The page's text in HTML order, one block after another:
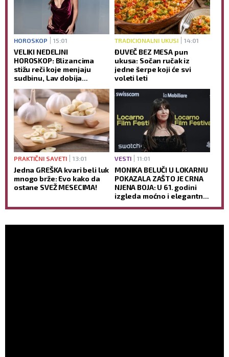
HOROSKOP 15:01
VELIKI NEDELJNI
HOROSKOP: Blizancima
stižu reči koje menjaju
sudbinu, Lav dobija
sreća je na strani samo
jednog znaka
TRADICIONALNI UKUSI 14:01
ĐUVEČ BEZ MESA pun
ukusa: Sočan ručak iz
jedne šerpe koji će svi
voleti leti
PRAKTIČNI SAVETI 13:01
Jedna GREŠKA kvari beli luk
mnogo brže: Evo kako da
ostane SVEŽ MESECIMA!
VESTI 11:01
MONIKA BELUČI U LOKARNU
POKAZALA ZAŠTO JE CRNA
NJENA BOJA: U 61. godini
izgleda moćno i elegantno,